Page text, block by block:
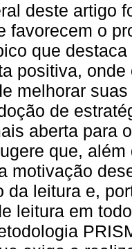
deste artigo
favorecem o
que
positiva,
melhorar
de
aberta para
que,
motivação
da leitura e,
leitura em